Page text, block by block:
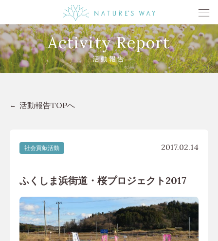
Activity Report
活動報告
活動報告TOPへ
社会貢献活動 2017.02.14
ふくしま浜街道・桜プロジェクト2017